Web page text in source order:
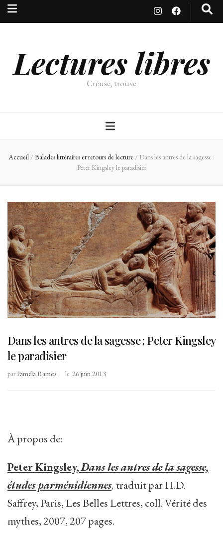
Lectures libres
Creuse, trouve
Accueil / Balades littéraires et retours de lecture / Dans les antres de la sagesse :
Peter Kingsley le paradisier
Dans les antres de la sagesse : Peter Kingsley
le paradisier
parPaméla Ramos le 26 juin 2013
À propos de:
Peter Kingsley,Dans les antres de la sagesse,
études parménidiennes, traduit par H.D.
Saffrey, Paris, Les Belles Lettres, coll. Vérité des
mythes, 2007, 207 pages.